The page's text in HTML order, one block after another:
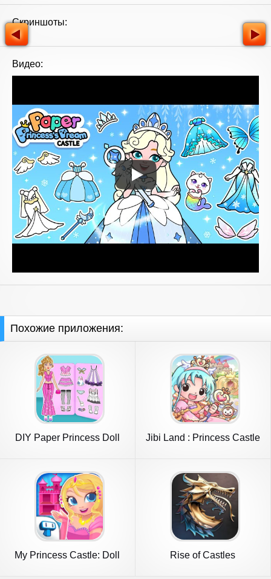
Скриншоты:
Видео:
Похожие приложения:
DIY Paper Princess Doll
Jibi Land : Princess Castle
My Princess Castle: Doll
Rise of Castles